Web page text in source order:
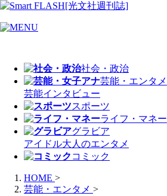
社会・政治
芸能・エンタメ
芸能インタビュー
スポーツ
ライフ・マネー
グラビア
アイドル大人のエンタメ
コミック
HOME >
芸能・エンタメ >